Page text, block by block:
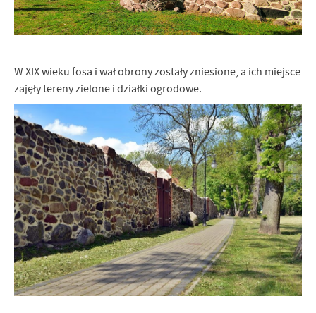
W XIX wieku fosa i wał obrony zostały zniesione, a ich miejsce
zajęły tereny zielone i działki ogrodowe.